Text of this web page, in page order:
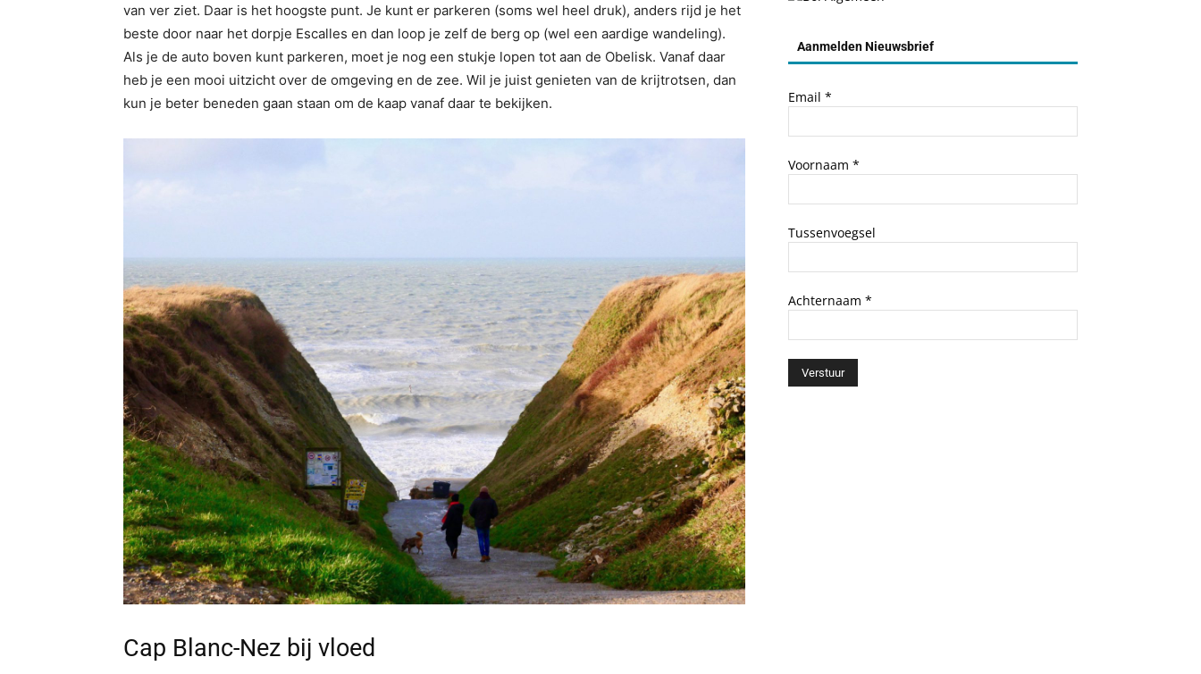
van ver ziet. Daar is het hoogste punt. Je kunt er parkeren (soms wel heel druk), anders rijd je het
beste door naar het dorpje Escalles en dan loop je zelf de berg op (wel een aardige wandeling).
Als je de auto boven kunt parkeren, moet je nog een stukje lopen tot aan de Obelisk. Vanaf daar
heb je een mooi uitzicht over de omgeving en de zee. Wil je juist genieten van de krijtrotsen, dan
kun je beter beneden gaan staan om de kaap vanaf daar te bekijken.
Cap Blanc-Nez bij vloed
Aanmelden Nieuwsbrief
Email *
Voornaam *
Tussenvoegsel
Achternaam *